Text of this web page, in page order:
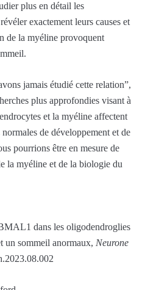
plus en détail les
exactement leurs causes et
de la myéline provoquent
jamais étudié cette relation”,
plus approfondies visant à
et la myéline affectent
de développement et de
pourrions être en mesure de
la myéline et de la biologie du
dans les oligodendroglies
un sommeil anormaux, Neurone